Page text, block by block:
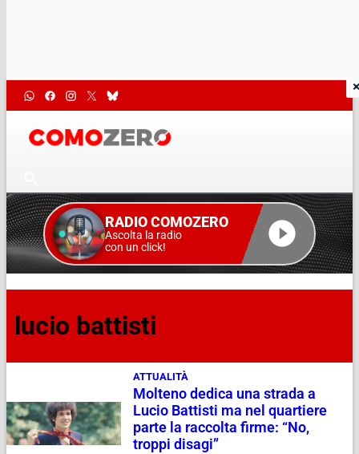
RADIO COMOZERO
Ascolta la radio
con un click!
lucio battisti
ATTUALITÀ
Molteno dedica una strada a
Lucio Battisti ma nel quartiere
parte la raccolta firme: “No,
troppi disagi”